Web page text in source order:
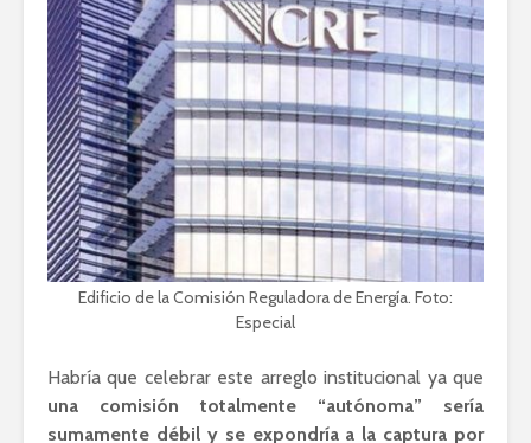
Edificio de la Comisión Reguladora de Energía. Foto:
Especial
Habría que celebrar este arreglo institucional ya que
una comisión totalmente “autónoma” sería
sumamente débil y se expondría a la captura por